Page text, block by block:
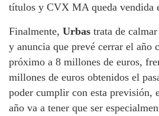
títulos y CVX MA queda vendida
Finalmente, Urbas trata de
y anuncia que prevé cerrar el año
próximo a 8 millones de euros,
millones de euros obtenidos el
poder cumplir con esta previsión,
año va a tener que ser